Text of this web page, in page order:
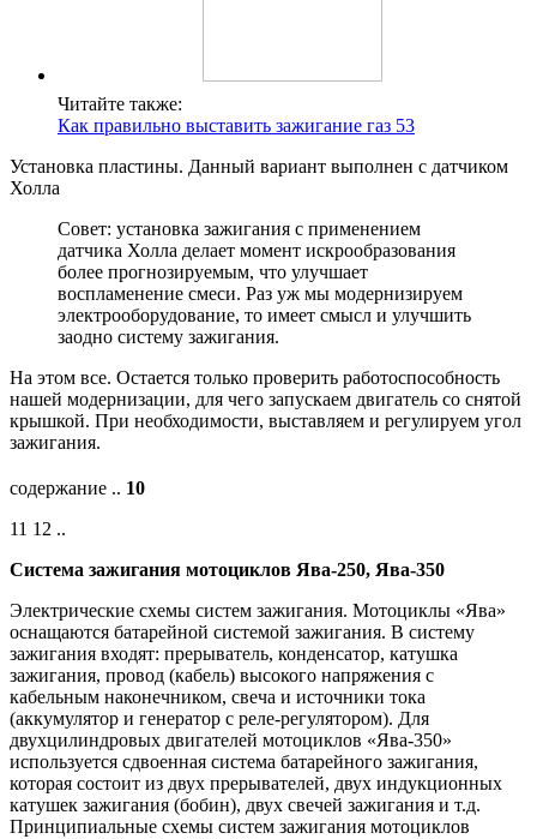
Читайте также:
Как правильно выставить зажигание газ 53
Установка пластины. Данный вариант выполнен с датчиком
Холла
Совет: установка зажигания с применением
датчика Холла делает момент искрообразования
более прогнозируемым, что улучшает
воспламенение смеси. Раз уж мы модернизируем
электрооборудование, то имеет смысл и улучшить
заодно систему зажигания.
На этом все. Остается только проверить работоспособность
нашей модернизации, для чего запускаем двигатель со снятой
крышкой. При необходимости, выставляем и регулируем угол
зажигания.
содержание .. 10
11 12 ..
Система зажигания мотоциклов Ява-250, Ява-350
Электрические схемы систем зажигания. Мотоциклы «Ява»
оснащаются батарейной системой зажигания. В систему
зажигания входят: прерыватель, конденсатор, катушка
зажигания, провод (кабель) высокого напряжения с
кабельным наконечником, свеча и источники тока
(аккумулятор и генератор с реле-регулятором). Для
двухцилиндровых двигателей мотоциклов «Ява-350»
используется сдвоенная система батарейного зажигания,
которая состоит из двух прерывателей, двух индукционных
катушек зажигания (бобин), двух свечей зажигания и т.д.
Принципиальные схемы систем зажигания мотоциклов